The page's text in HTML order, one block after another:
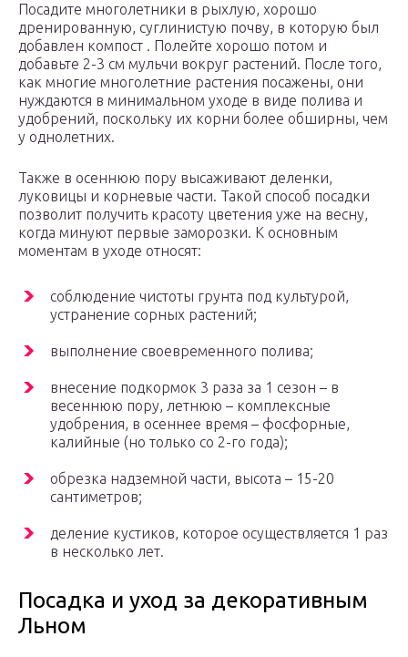
Посадите многолетники в рыхлую, хорошо
дренированную, суглинистую почву, в которую был
добавлен компост . Полейте хорошо потом и
добавьте 2-3 см мульчи вокруг растений. После того,
как многие многолетние растения посажены, они
нуждаются в минимальном уходе в виде полива и
удобрений, поскольку их корни более обширны, чем
у однолетних.
Также в осеннюю пору высаживают деленки,
луковицы и корневые части. Такой способ посадки
позволит получить красоту цветения уже на весну,
когда минуют первые заморозки. К основным
моментам в уходе относят:
соблюдение чистоты грунта под культурой,
устранение сорных растений;
выполнение своевременного полива;
внесение подкормок 3 раза за 1 сезон – в
весеннюю пору, летнюю – комплексные
удобрения, в осеннее время – фосфорные,
калийные (но только со 2-го года);
обрезка надземной части, высота – 15-20
сантиметров;
деление кустиков, которое осуществляется 1 раз
в несколько лет.
Посадка и уход за декоративным
Льном